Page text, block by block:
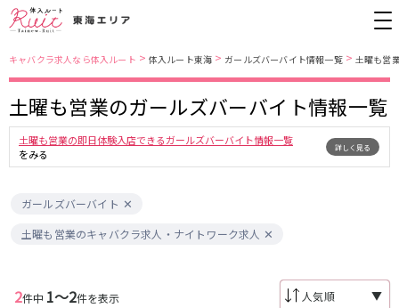
キャバクラ求人なら体入ルート > 体入ルート東海 > ガールズバーバイト情報一覧> 土曜も営
土曜も営業のガールズバーバイト情報一覧
土曜も営業の即日体験入店できるガールズバーバイト情報一覧
をみる
詳しく見る
ガールズバーバイト
土曜も営業のキャバクラ求人・ナイトワーク求人
2件中 1〜2件を表示 ▼
愛知県
安城
名古屋市東部
刈谷
名古屋市中心部
名古屋市営地下鉄東山線
JR中央本線(名古屋～塩尻)